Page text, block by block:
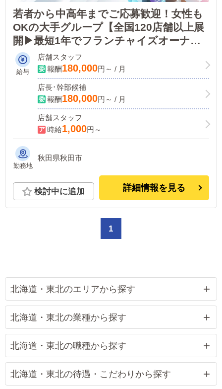
若者から中高年までご応募歓迎！女性も
OKの大手グループ【全国120店舗以上展
開▶最短1年でフランチャイズオーナー
に!】ノウハウがあるので未経験のサポ
ート体制も万全！
給与
店舗スタッフ
報酬180,000円～ / 月
店長･幹部候補
報酬180,000円～ / 月
店舗スタッフ
時給1,000円～
勤務地
秋田県秋田市
検討中に追加 詳細情報を見る
1
北海道・東北のエリアから探す
北海道・東北の業種から探す
北海道・東北の職種から探す
北海道・東北の待遇・こだわりから探す